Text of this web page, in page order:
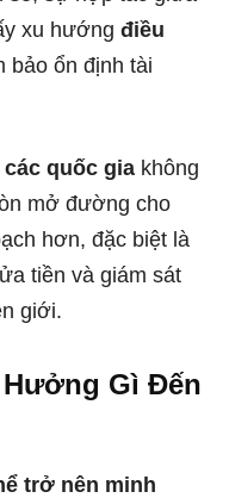
xu hướng điều
bảo ổn định tài
quốc gia không
mở đường cho
hơn, đặc biệt là
tiền và giám sát
giới.
Gì Đến
trở nên minh